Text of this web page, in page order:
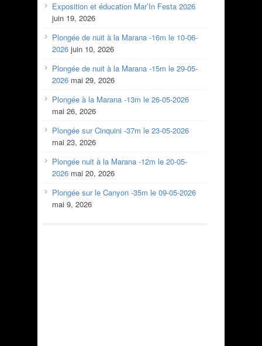
Exposition et éducation Mar’In Festa 2026
juin 19, 2026
Plongée de nuit à la Marana -16m le 10-06-
2026 juin 10, 2026
Plongée de nuit à la Marana -15m le 29-05-
2026 mai 29, 2026
Plongée à la Marana -13m le 26-05-2026
mai 26, 2026
Plongée sur Cinquini -37m le 23-05-2026
mai 23, 2026
Plongée nuit à la Marana -12m le 20-05-
2026 mai 20, 2026
Plongée sur le Canyon -35m le 09-05-2026
mai 9, 2026